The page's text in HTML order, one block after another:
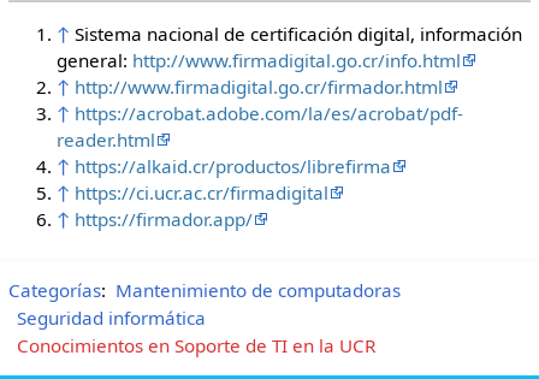
↑ Sistema nacional de certificación digital, información
general: http://www.firmadigital.go.cr/info.html
↑ http://www.firmadigital.go.cr/firmador.html
↑ https://acrobat.adobe.com/la/es/acrobat/pdf-
reader.html
↑ https://alkaid.cr/productos/librefirma
↑ https://ci.ucr.ac.cr/firmadigital
↑ https://firmador.app/
Categorías: Mantenimiento de computadoras
Seguridad informática
Conocimientos en Soporte de TI en la UCR